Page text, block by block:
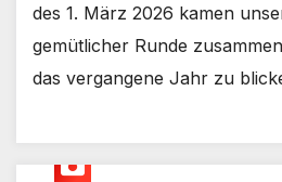
des 1. März 2026 kamen
gemütlicher Runde
das vergangene Jahr zu